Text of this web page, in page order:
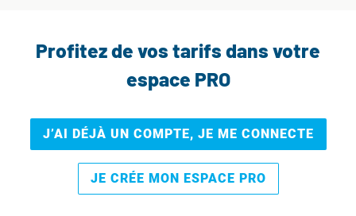
Profitez de vos tarifs dans votre
espace PRO
J’AI DÉJÀ UN COMPTE, JE ME CONNECTE
JE CRÉE MON ESPACE PRO